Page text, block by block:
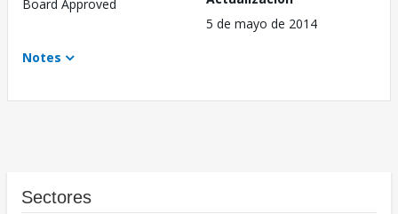
Board Approved
5 de mayo de 2014
Notes
Sectores